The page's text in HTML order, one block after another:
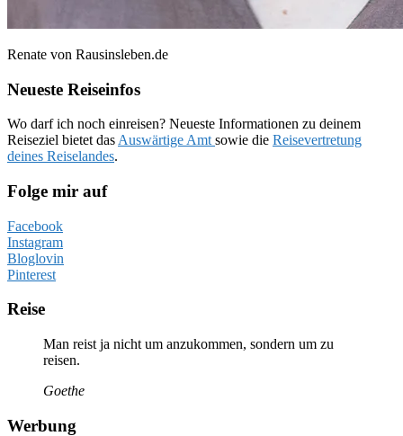
Renate von Rausinsleben.de
Neueste Reiseinfos
Wo darf ich noch einreisen? Neueste Informationen zu deinem
Reiseziel bietet das Auswärtige Amt sowie die Reisevertretung
deines Reiselandes.
Folge mir auf
Facebook
Instagram
Bloglovin
Pinterest
Reise
Man reist ja nicht um anzukommen, sondern um zu
reisen.
Goethe
Werbung